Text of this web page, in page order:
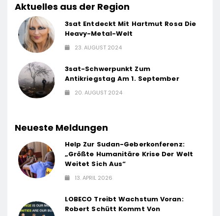
Aktuelles aus der Region
3sat Entdeckt Mit Hartmut Rosa Die
Heavy-Metal-Welt
23. AUGUST 2024
3sat-Schwerpunkt Zum
Antikriegstag Am 1. September
20. AUGUST 2024
Neueste Meldungen
Help Zur Sudan-Geberkonferenz:
„Größte Humanitäre Krise Der Welt
Weitet Sich Aus“
13. APRIL 2026
LOBECO Treibt Wachstum Voran:
Robert Schütt Kommt Von